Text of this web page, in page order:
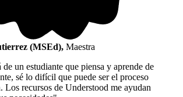
(MSEd), Maestra
un estudiante que piensa y aprende de
sé lo difícil que puede ser el proceso
Los recursos de Understood me ayudan